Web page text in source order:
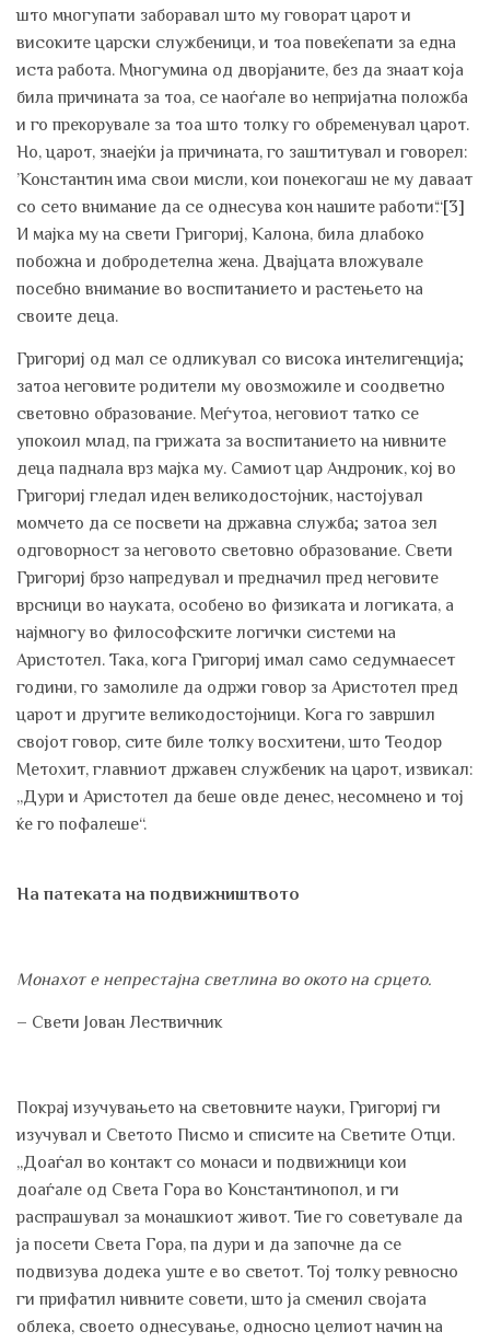
што многупати заборавал што му говорат царот и
високите царски службеници, и тоа повеќепати за една
иста работа. Многумина од дворјаните, без да знаат која
била причината за тоа, се наоѓале во непријатна положба
и го прекорувале за тоа што толку го обременувал царот.
Но, царот, знаејќи ја причината, го заштитувал и говорел:
’Константин има свои мисли, кои понекогаш не му даваат
со сето внимание да се однесува кон нашите работи‘.“[3]
И мајка му на свети Григориј, Калона, била длабоко
побожна и добродетелна жена. Двајцата вложувале
посебно внимание во воспитанието и растењето на
своите деца.
Григориј од мал се одликувал со висока интелигенција;
затоа неговите родители му овозможиле и соодветно
световно образование. Меѓутоа, неговиот татко се
упокоил млад, па грижата за воспитанието на нивните
деца паднала врз мајка му. Самиот цар Андроник, кој во
Григориј гледал иден великодостојник, настојувал
момчето да се посвети на државна служба; затоа зел
одговорност за неговото световно образование. Свети
Григориј брзо напредувал и предначил пред неговите
врсници во науката, особено во физиката и логиката, а
најмногу во философските логички системи на
Аристотел. Така, кога Григориј имал само седумнаесет
години, го замолиле да одржи говор за Аристотел пред
царот и другите великодостојници. Кога го завршил
својот говор, сите биле толку восхитени, што Теодор
Метохит, главниот државен службеник на царот, извикал:
„Дури и Аристотел да беше овде денес, несомнено и тој
ќе го пофалеше“.
На патеката на подвижништвото
Монахот е непрестајна светлина во окото на срцето.
– Свети Јован Лествичник
Покрај изучувањето на световните науки, Григориј ги
изучувал и Светото Писмо и списите на Светите Отци.
„Доаѓал во контакт со монаси и подвижници кои
доаѓале од Света Гора во Константинопол, и ги
распрашувал за монашкиот живот. Тие го советувале да
ја посети Света Гора, па дури и да започне да се
подвизува додека уште е во светот. Тој толку ревносно
ги прифатил нивните совети, што ја сменил својата
облека, своето однесување, односно целиот начин на